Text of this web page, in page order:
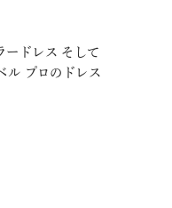
ードレス そして
ル プロのドレス